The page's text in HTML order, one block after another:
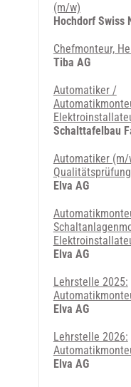
(m/w)
Hochdorf Swiss
Chefmonteur,
Tiba AG
Automatiker /
Schalttafelbau
Automatiker
Qualitätsprüfung
Elva AG
Elva AG
Lehrstelle 2025:
Elva AG
Lehrstelle 2026:
Elva AG